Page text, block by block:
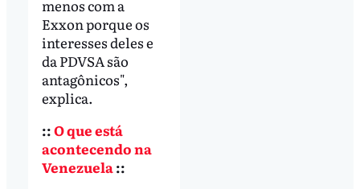
menos com a
Exxon porque os
interesses deles e
da PDVSA são
antagônicos",
explica.
::O que está
acontecendo na
Venezuela::